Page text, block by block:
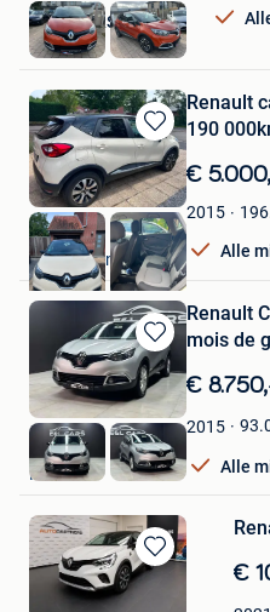
RADOCARS BVBA
Mere
Bewaren
in
Mijn
Favorieten
Renault
190
€
2015
Alle
Ben
Keerbergen
Bewaren
in
Mijn
Favorieten
Renault
mois de
€
2015
Alle
E&L Cars
Herstal
Bewaren
in
€